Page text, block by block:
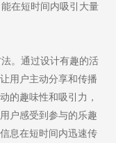
在短时间内吸引大量
。通过设计有趣的活
用户主动分享和传播
的趣味性和吸引力，
户感受到参与的乐趣
息在短时间内迅速传